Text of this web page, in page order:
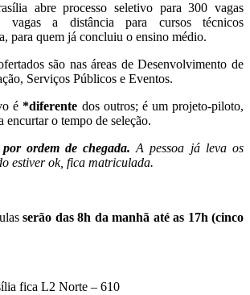
abre processo seletivo para 300 vagas
vagas a distância para cursos técnicos
para quem já concluiu o ensino médio.
são nas áreas de Desenvolvimento de
Serviços Públicos e Eventos.
é*diferente dos outros; é um projeto-piloto,
encurtar o tempo de seleção.
ordem de chegada. A pessoa já leva os
estiver ok, fica matriculada.
serão das 8h da manhã até as 17h (cinco
fica L2 Norte – 610